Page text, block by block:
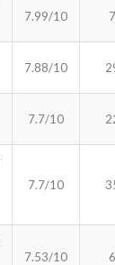
7.99/10 7
7.88/10
7.7/10
7.7/10
7.53/10 6